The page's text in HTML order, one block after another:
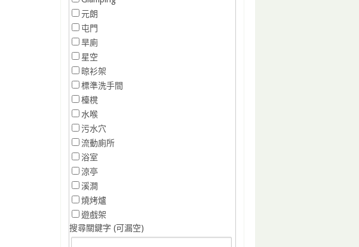
元朗
屯門
旱廁
星空
晾衫架
標準洗手間
檯櫈
水喉
污水穴
流動廁所
浴室
涼亭
溪澗
燒烤爐
遊戲架
搜尋關鍵字 (可漏空)